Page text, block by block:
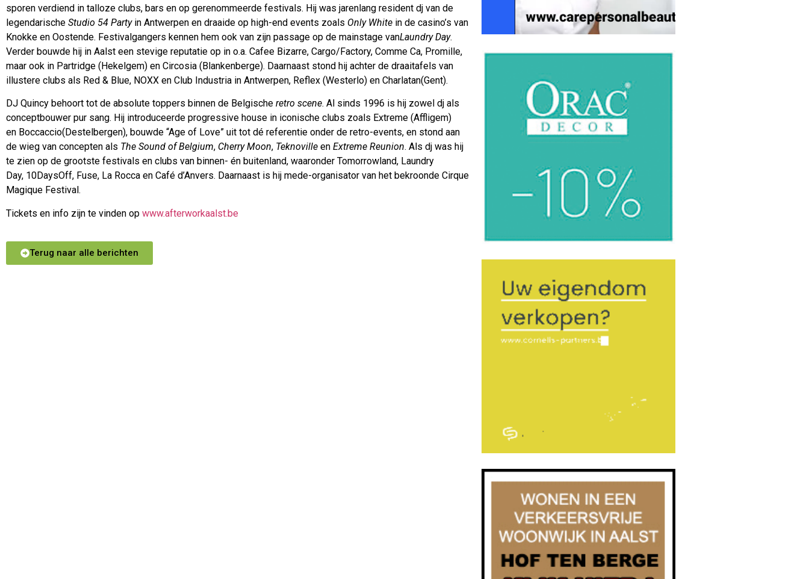
sporen verdiend in talloze clubs, bars en op gerenommeerde festivals. Hij was jarenlang resident dj van de
legendarische Studio 54 Partyin Antwerpen en draaide op high-end events zoals Only White in de casino’s van
Knokke en Oostende. Festivalgangers kennen hem ook van zijn passage op de mainstage vanLaundry Day.
Verder bouwde hij in Aalst een stevige reputatie op in o.a. Cafee Bizarre, Cargo/Factory, Comme Ca, Promille,
maar ook in Partridge (Hekelgem) en Circosia (Blankenberge). Daarnaast stond hij achter de draaitafels van
illustere clubs als Red & Blue, NOXX en Club Industria in Antwerpen, Reflex (Westerlo) en Charlatan(Gent).
DJ Quincy behoort tot de absolute toppers binnen de Belgische retro scene. Al sinds 1996 is hij zowel dj als
conceptbouwer pur sang. Hij introduceerde progressive house in iconische clubs zoals Extreme (Affligem)
en Boccaccio(Destelbergen), bouwde “Age of Love” uit tot dé referentie onder de retro-events, en stond aan
de wieg van concepten als The Sound of Belgium, Cherry Moon, Teknoville en Extreme Reunion. Als dj was hij
te zien op de grootste festivals en clubs van binnen- én buitenland, waaronder Tomorrowland, Laundry
Day, 10DaysOff, Fuse, La Rocca en Café d’Anvers. Daarnaast is hij mede-organisator van het bekroonde Cirque
Magique Festival.
Tickets en info zijn te vinden op www.afterworkaalst.be
Terug naar alle berichten